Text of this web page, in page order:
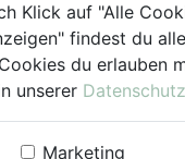
Klick auf "Alle
findest du
du erlauben
unserer
Marketing